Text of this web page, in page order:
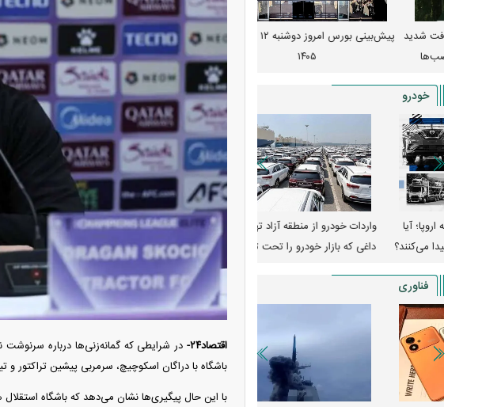
اقتصاد۲۴-
در شرایطی که گمانه‌زنی‌ها درباره
باشگاه با دراگان اسکوچیچ، سرمربی پیشین
با این حال پیگیری‌ها نشان می‌دهد که باشگاه
پیش‌بینی بورس امروز دوشنبه ۱۲ مرداد ماه
زنگ خطر انباشت نیاز در بازار مسکن؛ فنر
قیمت‌ها فشرده شده
کارنامه
درآمد ارزی
خودرو
واردات خودرو از منطقه آزاد تهران؛ مناظره
داغی که بازار خودرو را تحت تأثیر قرار داد
قیمت خودرو وارد فاز جدید شد/ اولین
واکنش بازار به تحولات سیاسی + جدول
هجوم
کارخانه‌های
فناوری